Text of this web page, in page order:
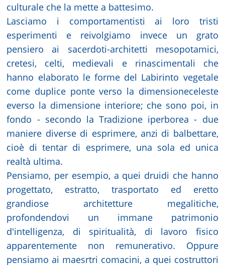
culturale che la mette a battesimo.
Lasciamo i comportamentisti ai loro tristi
esperimenti e reivolgiamo invece un grato
pensiero ai sacerdoti-architetti mesopotamici,
cretesi, celti, medievali e rinascimentali che
hanno elaborato le forme del Labirinto vegetale
come duplice ponte verso la dimensioneceleste
everso la dimensione interiore; che sono poi, in
fondo - secondo la Tradizione iperborea - due
maniere diverse di esprimere, anzi di balbettare,
cioè di tentar di esprimere, una sola ed unica
realtà ultima.
Pensiamo, per esempio, a quei druidi che hanno
progettato, estratto, trasportato ed eretto
grandiose architetture megalitiche,
profondendovi un immane patrimonio
d'intelligenza, di spiritualità, di lavoro fisico
apparentemente non remunerativo. Oppure
pensiamo ai maesrtri comacini, a quei costruttori